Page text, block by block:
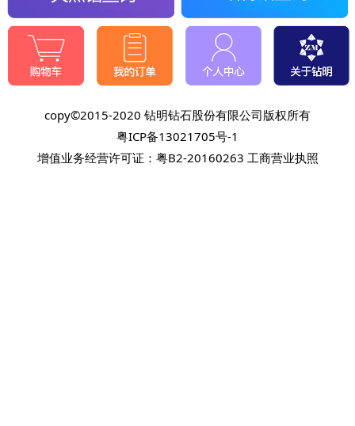
copy©2015-2020 钻明钻石股份有限公司版权所有
粤ICP备13021705号-1
增值业务经营许可证：粤B2-20160263 工商营业执照